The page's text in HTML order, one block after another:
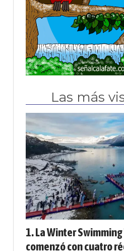
Las más
La Winter
comenzó con cuatro